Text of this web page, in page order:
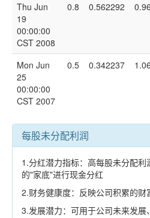
Thu Jun
19
00:00:00
CST 2008
0.8 0.562292
Mon Jun
25
00:00:00
CST 2007
0.5 0.342237
每股未分配利润
1.分红潜力指标：高每股未分配
的"家底"进行现金分红
2.财务健康度：反映公司积累的财
3.发展潜力：可用于公司未来发